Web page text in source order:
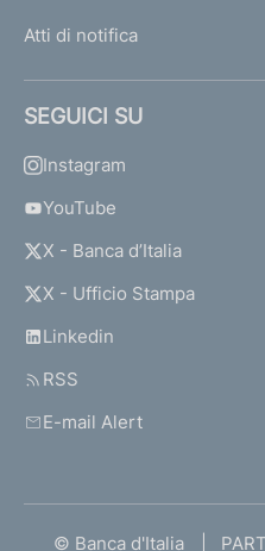
Atti di notifica
SEGUICI SU
Instagram
YouTube
X - Banca d’Italia
X - Ufficio Stampa
Linkedin
RSS
E-mail Alert
© Banca d'Italia